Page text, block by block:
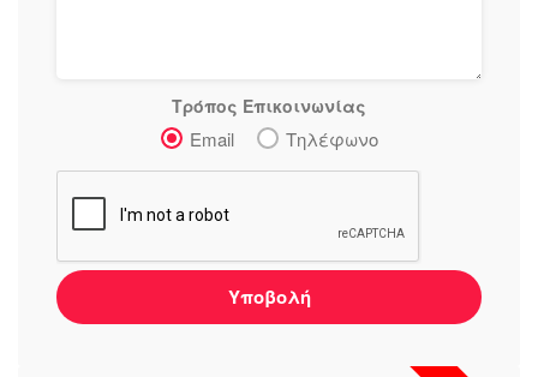
Τρόπος Επικοινωνίας
Email Τηλέφωνο
Υποβολή